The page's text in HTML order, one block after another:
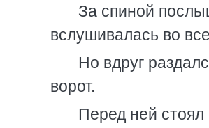
За спиной
вслушивалась во
Но вдруг
ворот.
Перед ней